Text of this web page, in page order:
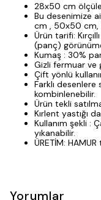
28x50 cm
Bu desenimize
cm , 50x50 cm,
Ürün tarifi:
(panç) görünüme
Kumaş : 30%
Gizli fermuar ve
Çift yönlü
Farklı desenlere
kombinlenebilir.
Ürün tekli
Kırlent yastığı
Kullanım şekli :
yıkanabilir.
ÜRETİM:
Yorumlar